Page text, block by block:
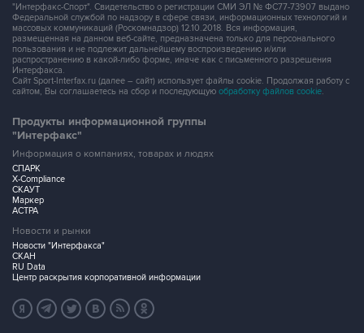
"Интерфакс-Спорт". Свидетельство о регистрации СМИ ЭЛ № ФС77-73907 выдано
Федеральной службой по надзору в сфере связи, информационных технологий и
массовых коммуникаций (Роскомнадзор) 12.10.2018. Вся информация,
размещенная на данном веб-сайте, предназначена только для персонального
пользования и не подлежит дальнейшему воспроизведению и/или
распространению в какой-либо форме, иначе как с письменного разрешения
Интерфакса.
Сайт Sport-Interfax.ru (далее – сайт) использует файлы cookie. Продолжая работу с
сайтом, Вы соглашаетесь на сбор и последующую обработку файлов cookie.
Продукты информационной группы
"Интерфакс"
Информация о компаниях, товарах и людях
СПАРК
X-Compliance
СКАУТ
Маркер
АСТРА
Новости и рынки
Новости "Интерфакса"
СКАН
RU Data
Центр раскрытия корпоративной информации